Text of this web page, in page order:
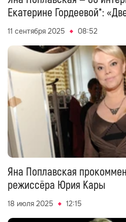
Екатерине Гордеевой*:
11 сентября 2025 08:52
Яна Поплавская
режиссёра Юрия Кары
18 июля 2025 12:15